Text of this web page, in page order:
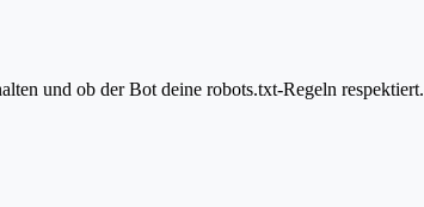
und ob der Bot deine robots.txt-Regeln respektiert.